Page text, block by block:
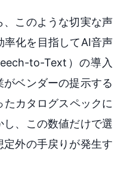
、このような切実な声
率化を目指してAI音声
to-Text）の導入
ベンダーの提示する
たカタログスペックに
、この数値だけで選
外の手戻りが発生す